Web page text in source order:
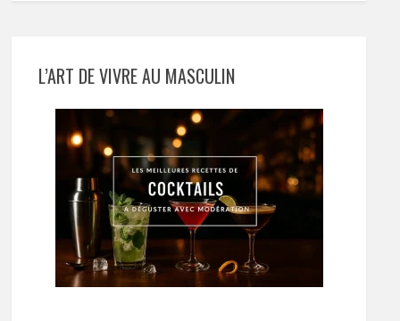
L’ART DE VIVRE AU MASCULIN